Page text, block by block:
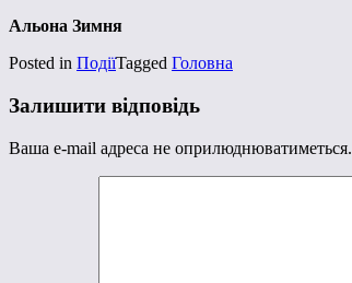
Альона Зимня
Posted in ПодіїTagged Головна
Залишити відповідь
Ваша e-mail адреса не оприлюднюватиметься.